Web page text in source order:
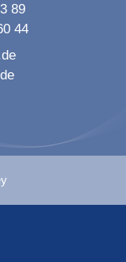
89
44